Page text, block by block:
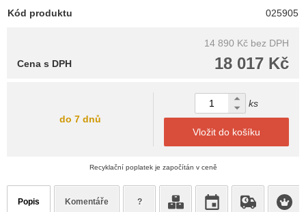
Kód produktu 025905
14 890 Kč bez DPH
18 017 Kč
Cena s DPH
do 7 dnů
ks
Vložit do košíku
Recyklační poplatek je započítán v ceně
Popis Komentáře ?